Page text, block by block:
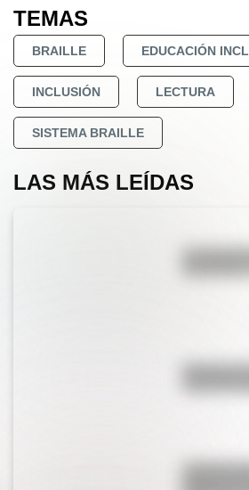
TEMAS
BRAILLE EDUCACIÓN
INCLUSIÓN LECTURA
SISTEMA BRAILLE
LAS MÁS LEÍDAS
Bandera
Castillo de